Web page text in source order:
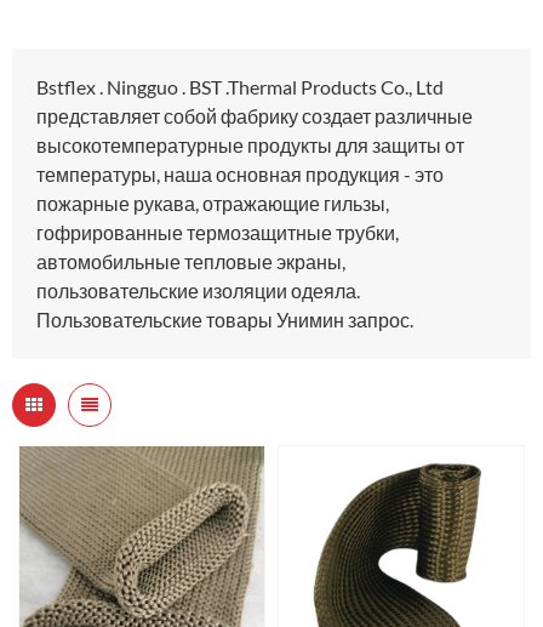
Bstflex . Ningguo . BST .Thermal Products Co., Ltd
представляет собой фабрику создает различные
высокотемпературные продукты для защиты от
температуры, наша основная продукция - это
пожарные рукава, отражающие гильзы,
гофрированные термозащитные трубки,
автомобильные тепловые экраны,
пользовательские изоляции одеяла.
Пользовательские товары Унимин запрос.